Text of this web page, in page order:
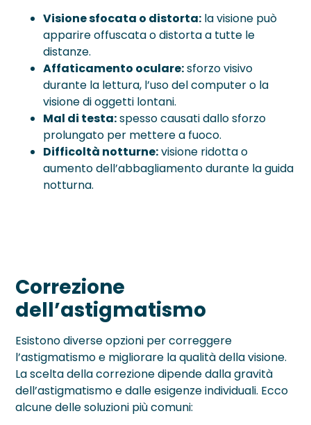
Visione sfocata o distorta: la visione può
apparire offuscata o distorta a tutte le
distanze.
Affaticamento oculare:sforzo visivo
durante la lettura, l’uso del computer o la
visione di oggetti lontani.
Mal di testa:spesso causati dallo sforzo
prolungato per mettere a fuoco.
Difficoltà notturne:visione ridotta o
aumento dell’abbagliamento durante la guida
notturna.
Correzione
dell’astigmatismo
Esistono diverse opzioni per correggere
l’astigmatismo e migliorare la qualità della visione.
La scelta della correzione dipende dalla gravità
dell’astigmatismo e dalle esigenze individuali. Ecco
alcune delle soluzioni più comuni: